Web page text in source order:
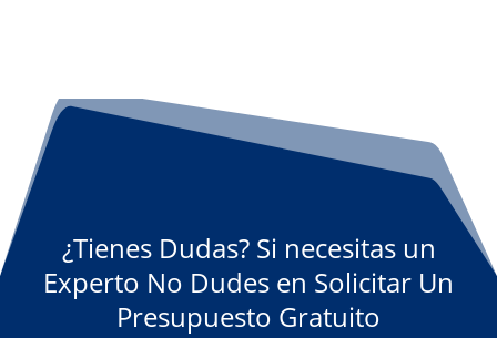
¿Tienes Dudas? Si necesitas un
Experto No Dudes en Solicitar Un
Presupuesto Gratuito